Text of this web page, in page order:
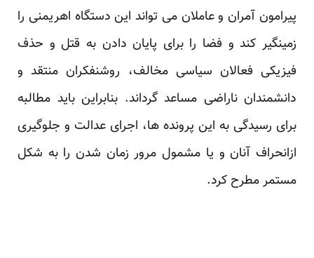
پیرامون آمران و عاملان می تواند این دستگاه اهریمنی را
زمینگیر کند و فضا را برای پایان دادن به قتل و حذف
فیزیکی فعالان سیاسی مخالف، روشنفکران منتقد و
دانشمندان ناراضی مساعد گرداند. بنابراین باید مطالبه
برای رسیدگی به این پرونده ها، اجرای عدالت و جلوگیری
ازانحراف آنان و یا مشمول مرور زمان شدن را به شکل
مستمر مطرح کرد.